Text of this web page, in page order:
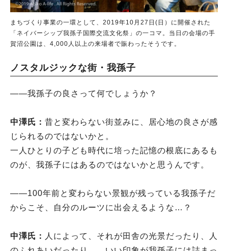
まちづくり事業の一環として、2019年10月27日(日）に開催された
「ネイバーシップ我孫子国際交流文化祭」の一コマ。当日の会場の手
賀沼公園は、4,000人以上の来場者で賑わったそうです。
ノスタルジックな街・我孫子
――我孫子の良さって何でしょうか？
中澤氏： 昔と変わらない街並みに、居心地の良さが感
じられるのではないかと。
一人ひとりの子ども時代に培った記憶の根底にあるも
のが、我孫子にはあるのではないかと思うんです。
――100年前と変わらない景観が残っている我孫子だ
からこそ、自分のルーツに出会えるような…？
中澤氏： 人によって、それが田舎の光景だったり、人